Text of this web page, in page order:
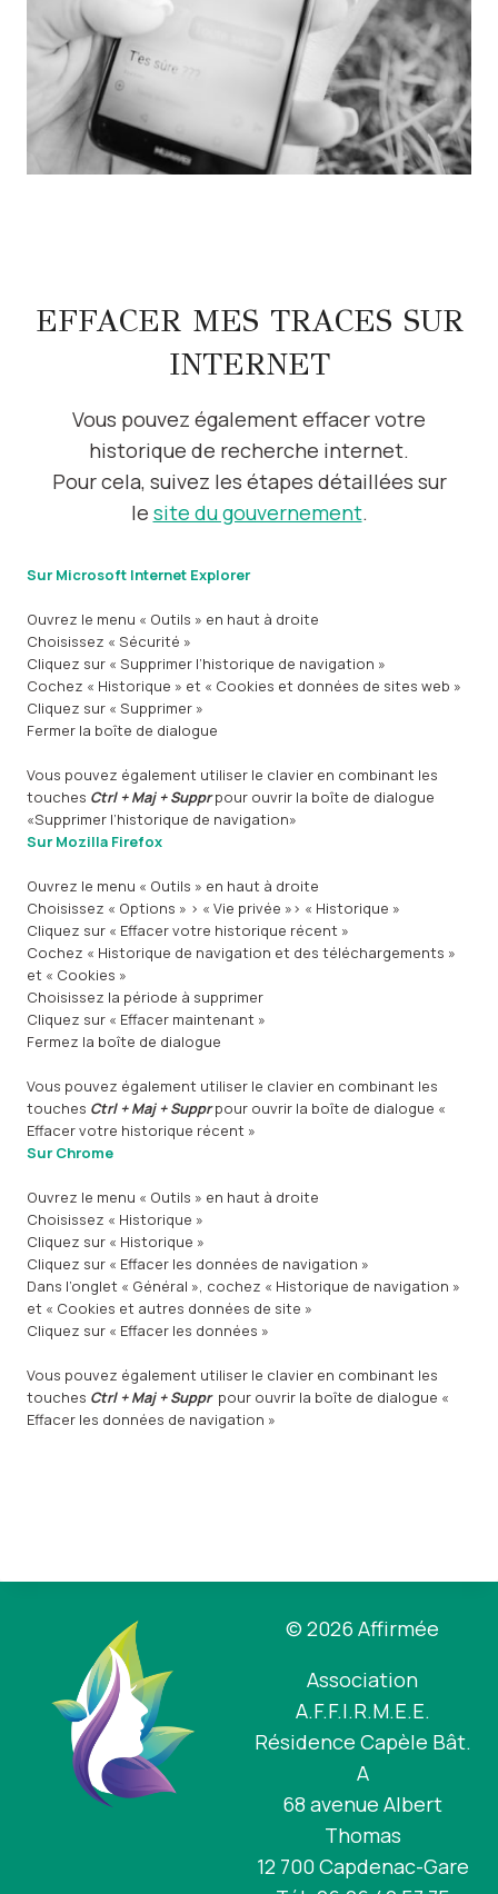
EFFACER MES TRACES SUR
INTERNET
Vous pouvez également effacer votre
historique de recherche internet.
Pour cela, suivez les étapes détaillées sur
le site du gouvernement.
Sur Microsoft Internet Explorer
Ouvrez le menu « Outils » en haut à droite
Choisissez « Sécurité »
Cliquez sur « Supprimer l’historique de navigation »
Cochez « Historique » et « Cookies et données de sites web »
Cliquez sur « Supprimer »
Fermer la boîte de dialogue
Vous pouvez également utiliser le clavier en combinant les
touches Ctrl + Maj + Suppr pour ouvrir la boîte de dialogue
«Supprimer l’historique de navigation»
Sur Mozilla Firefox
Ouvrez le menu « Outils » en haut à droite
Choisissez « Options » > « Vie privée »> « Historique »
Cliquez sur « Effacer votre historique récent »
Cochez « Historique de navigation et des téléchargements »
et « Cookies »
Choisissez la période à supprimer
Cliquez sur « Effacer maintenant »
Fermez la boîte de dialogue
Vous pouvez également utiliser le clavier en combinant les
touches Ctrl + Maj + Supprpour ouvrir la boîte de dialogue «
Effacer votre historique récent »
Sur Chrome
Ouvrez le menu « Outils » en haut à droite
Choisissez « Historique »
Cliquez sur « Historique »
Cliquez sur « Effacer les données de navigation »
Dans l’onglet « Général », cochez « Historique de navigation »
et « Cookies et autres données de site »
Cliquez sur « Effacer les données »
Vous pouvez également utiliser le clavier en combinant les
touches Ctrl + Maj + Suppr pour ouvrir la boîte de dialogue «
Effacer les données de navigation »
© 2026 Affirmée
Association
A.F.F.I.R.M.E.E.
Résidence Capèle Bât.
A
68 avenue Albert
Thomas
12 700 Capdenac-Gare